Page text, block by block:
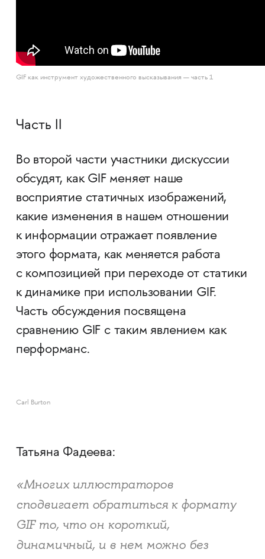
GIF как инструмент художественного высказывания — часть 1
Часть II
Во второй части участники дискуссии
обсудят, как GIF меняет наше
восприятие статичных изображений,
какие изменения в нашем отношении
к информации отражает появление
этого формата, как меняется работа
с композицией при переходе от статики
к динамике при использовании GIF.
Часть обсуждения посвящена
сравнению GIF с таким явлением как
перформанс.
Carl Burton
Татьяна Фадеева:
«Многих иллюстраторов
сподвигает обратиться к формату
GIF то, что он короткий,
динамичный, и в нем можно без